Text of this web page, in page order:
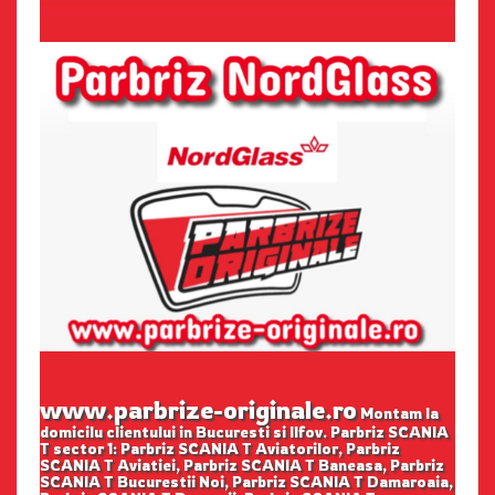
www.parbrize-originale.roMontam la
domicilu clientului in Bucuresti si Ilfov. Parbriz SCANIA
T sector 1: Parbriz SCANIA T Aviatorilor, Parbriz
SCANIA T Aviatiei, Parbriz SCANIA T Baneasa, Parbriz
SCANIA T Bucurestii Noi, Parbriz SCANIA T Damaroaia,